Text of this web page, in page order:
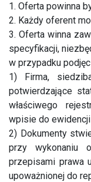
1. Oferta powinna
2. Każdy oferent
3. Oferta winna
specyfikacji,
w przypadku
1) Firma,
potwierdzające
właściwego
wpisie do
2) Dokumenty
przy wykonaniu
przepisami prawa
upoważnionej do